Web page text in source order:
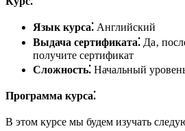
Язык курса⁚ Английский
Выдача сертификата⁚ Да‚
получите сертификат
Сложность⁚ Начальный
Программа курса⁚
В этом курсе мы будем изучать